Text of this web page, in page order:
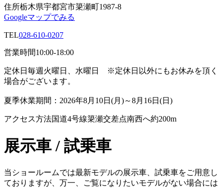
住所栃木県宇都宮市簗瀬町1987-8
Googleマップでみる
TEL028-610-0207
営業時間10:00-18:00
定休日 毎週火曜日、水曜日 ※定休日以外にもお休みを頂く
場合がございます。
夏季休業期間：2026年8月10日(月)～8月16日(日)
アクセス方法国道4号線簗瀬交差点南西へ約200m
展示車 / 試乗車
当ショールームでは最新モデルの展示車、試乗車をご用意し
ておりますが、万一、ご覧になりたいモデルがない場合には